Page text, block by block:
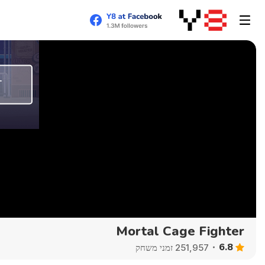
Mortal Cage Fighter
6.8 251,957 זמני משחק